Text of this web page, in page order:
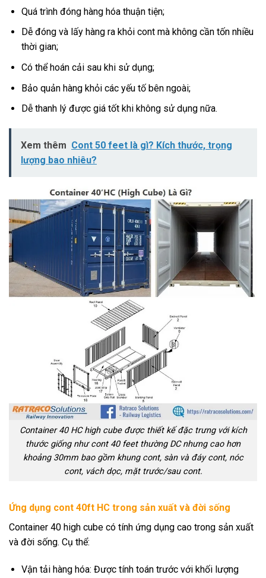
Quá trình đóng hàng hóa thuận tiện;
Dễ đóng và lấy hàng ra khỏi cont mà không cần tốn nhiều
thời gian;
Có thể hoán cải sau khi sử dụng;
Bảo quản hàng khỏi các yếu tố bên ngoài;
Dễ thanh lý được giá tốt khi không sử dụng nữa.
Xem thêm Cont 50 feet là gì? Kích thước, trọng
lượng bao nhiêu?
Container 40 HC high cube được thiết kế đặc trưng với kích
thước giống như cont 40 feet thường DC nhưng cao hơn
khoảng 30mm bao gồm khung cont, sàn và đáy cont, nóc
cont, vách dọc, mặt trước/sau cont.
Ứng dụng cont 40ft HC trong sản xuất và đời sống
Container 40 high cube có tính ứng dụng cao trong sản xuất
và đời sống. Cụ thể:
Vận tải hàng hóa: Được tính toán trước với khối lượng